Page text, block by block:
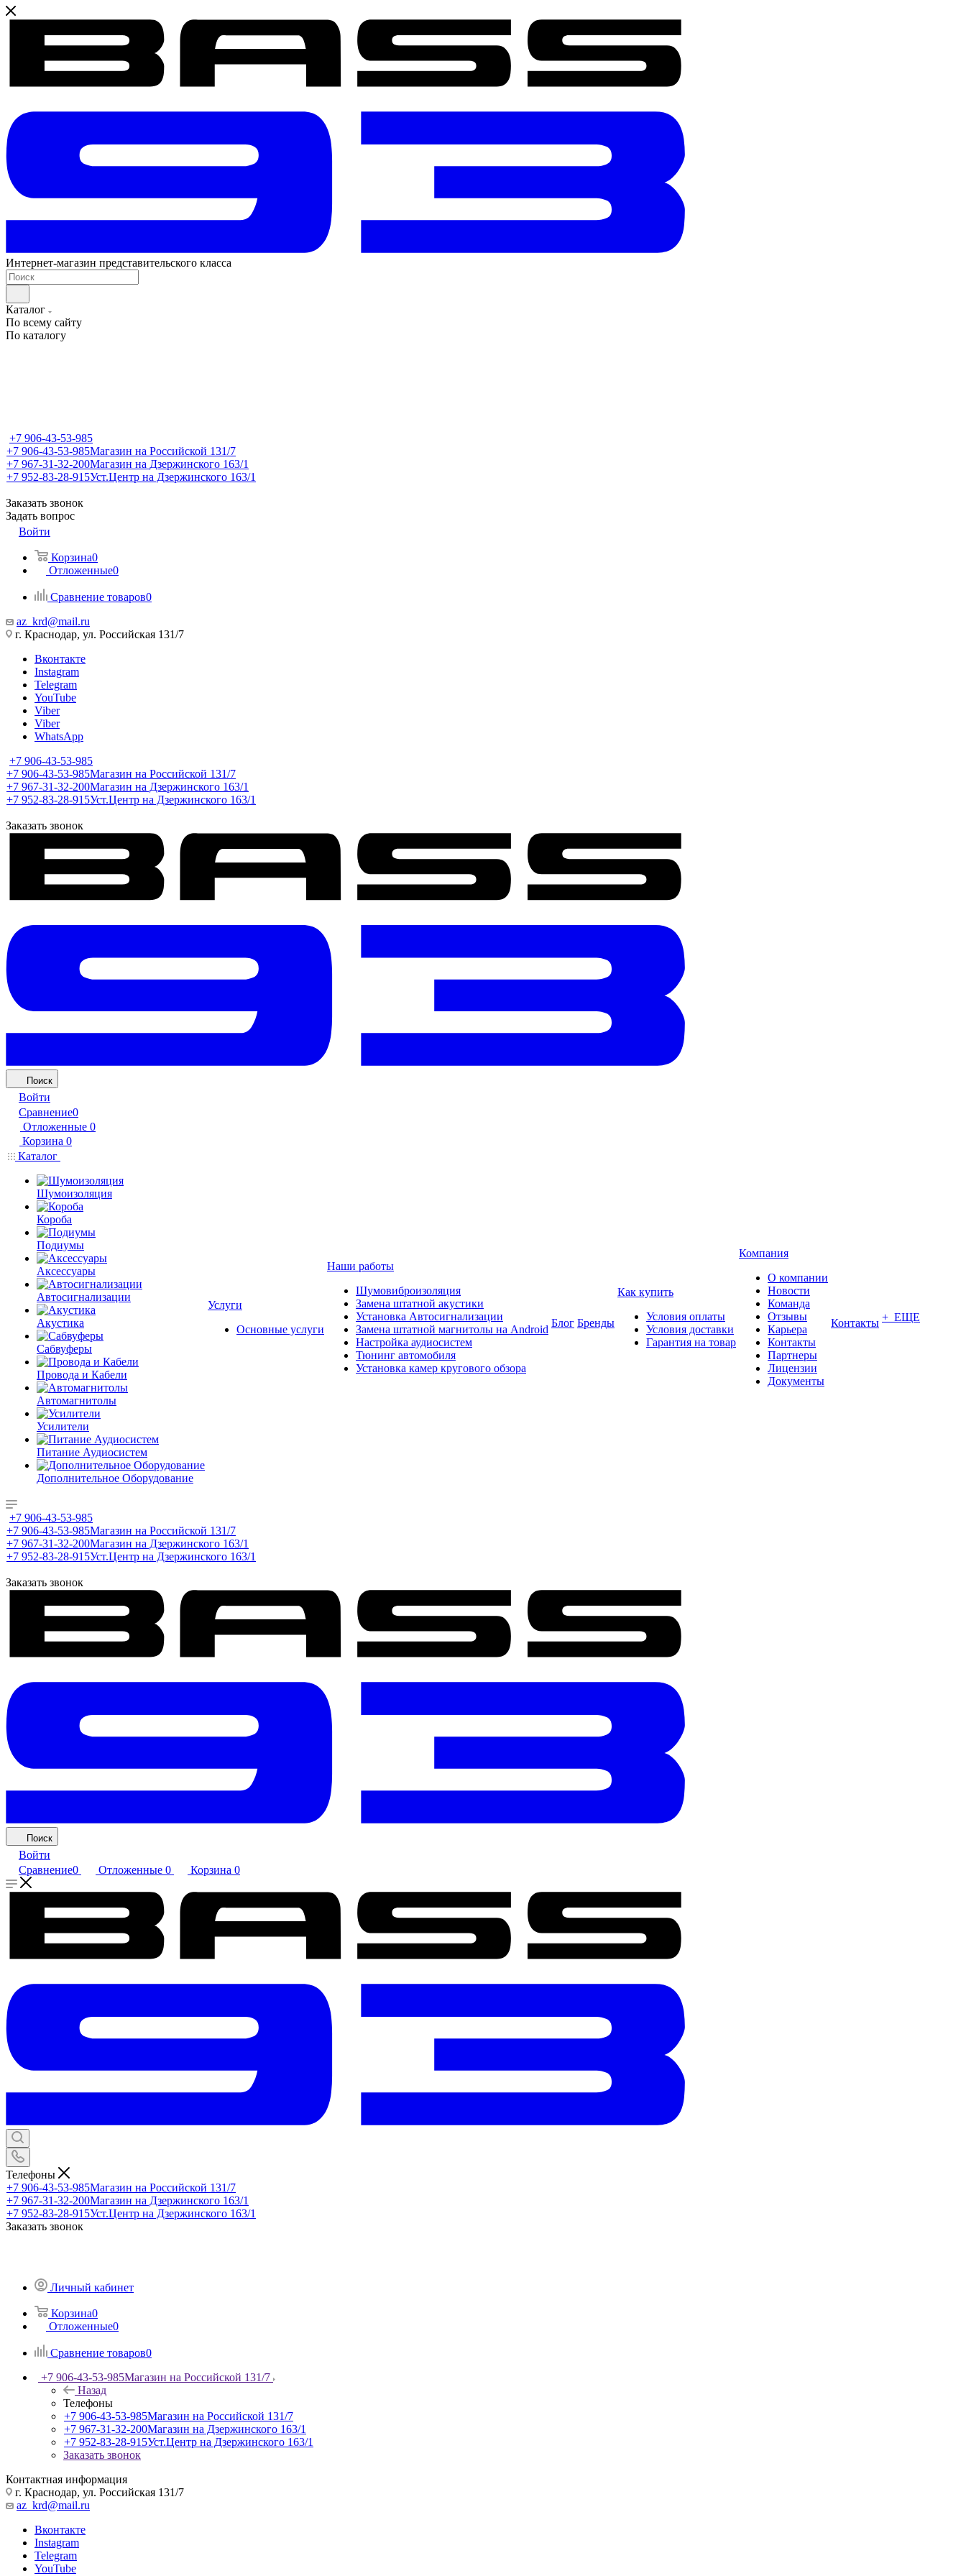
Интернет-магазин представительского класса
Каталог
По всему сайту
По каталогу
+7 906-43-53-985
+7 906-43-53-985Магазин на Российской 131/7
+7 967-31-32-200Магазин на Дзержинского 163/1
+7 952-83-28-915Уст.Центр на Дзержинского 163/1
Заказать звонок
Задать вопрос
Войти
Корзина0
Отложенные0
Сравнение товаров0
az_krd@mail.ru
г. Краснодар, ул. Российская 131/7
Вконтакте
Instagram
Telegram
YouTube
Viber
Viber
WhatsApp
+7 906-43-53-985
+7 906-43-53-985Магазин на Российской 131/7
+7 967-31-32-200Магазин на Дзержинского 163/1
+7 952-83-28-915Уст.Центр на Дзержинского 163/1
Заказать звонок
Поиск
Войти
Сравнение0
Отложенные 0
Корзина 0
Каталог
Шумоизоляция
Короба
Подиумы
Аксессуары
Автосигнализации
Акустика
Сабвуферы
Провода и Кабели
Автомагнитолы
Усилители
Питание Аудиосистем
Дополнительное Оборудование
Услуги
Основные услуги
Наши работы
Шумовиброизоляция
Замена штатной акустики
Установка Автосигнализации
Замена штатной магнитолы на Android
Настройка аудиосистем
Тюнинг автомобиля
Установка камер кругового обзора
Блог Бренды
Как купить
Условия оплаты
Условия доставки
Гарантия на товар
Компания
О компании
Новости
Команда
Отзывы
Карьера
Контакты
Партнеры
Лицензии
Документы
Контакты + ЕЩЕ
+7 906-43-53-985
+7 906-43-53-985Магазин на Российской 131/7
+7 967-31-32-200Магазин на Дзержинского 163/1
+7 952-83-28-915Уст.Центр на Дзержинского 163/1
Заказать звонок
Поиск
Войти
Сравнение0 Отложенные 0 Корзина 0
Телефоны
+7 906-43-53-985Магазин на Российской 131/7
+7 967-31-32-200Магазин на Дзержинского 163/1
+7 952-83-28-915Уст.Центр на Дзержинского 163/1
Заказать звонок
Личный кабинет
Корзина0
Отложенные0
Сравнение товаров0
+7 906-43-53-985Магазин на Российской 131/7
Назад
Телефоны
+7 906-43-53-985Магазин на Российской 131/7
+7 967-31-32-200Магазин на Дзержинского 163/1
+7 952-83-28-915Уст.Центр на Дзержинского 163/1
Заказать звонок
Контактная информация
г. Краснодар, ул. Российская 131/7
az_krd@mail.ru
Вконтакте
Instagram
Telegram
YouTube